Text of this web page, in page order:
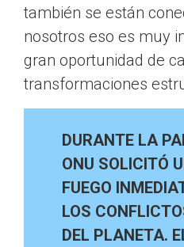
también se están
nosotros eso es muy
gran oportunidad de
transformaciones
DURANTE LA
ONU SOLICITÓ
FUEGO
LOS
DEL PLANETA.